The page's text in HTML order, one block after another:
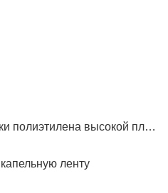
Преимущества и недостатки полиэтилена высокой плотности HDPE
ленту